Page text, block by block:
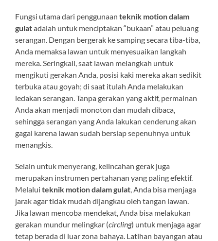
Fungsi utama dari penggunaanteknik motion dalam
gulatadalah untuk menciptakan “bukaan” atau peluang
serangan. Dengan bergerak ke samping secara tiba-tiba,
Anda memaksa lawan untuk menyesuaikan langkah
mereka. Seringkali, saat lawan melangkah untuk
mengikuti gerakan Anda, posisi kaki mereka akan sedikit
terbuka atau goyah; di saat itulah Anda melakukan
ledakan serangan. Tanpa gerakan yang aktif, permainan
Anda akan menjadi monoton dan mudah dibaca,
sehingga serangan yang Anda lakukan cenderung akan
gagal karena lawan sudah bersiap sepenuhnya untuk
menangkis.
Selain untuk menyerang, kelincahan gerak juga
merupakan instrumen pertahanan yang paling efektif.
Melaluiteknik motion dalam gulat , Anda bisa menjaga
jarak agar tidak mudah dijangkau oleh tangan lawan.
Jika lawan mencoba mendekat, Anda bisa melakukan
gerakan mundur melingkar (circling) untuk menjaga agar
tetap berada di luar zona bahaya. Latihan bayangan atau